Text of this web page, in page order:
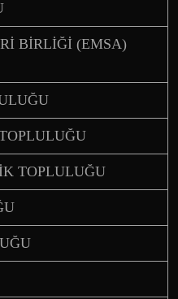
BİRLİĞİ (EMSA)
TOPLULUĞU